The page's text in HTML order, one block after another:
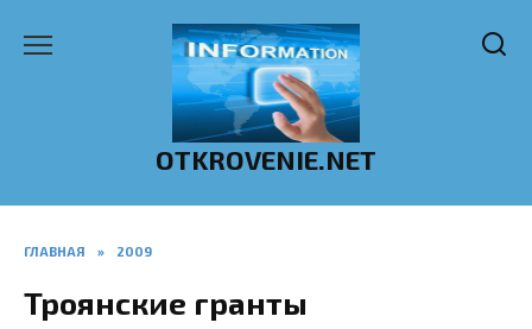
OTKROVENIE.NET
ГЛАВНАЯ » 2009
Троянские гранты